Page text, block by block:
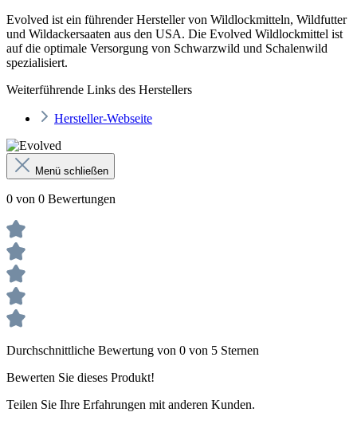
Evolved ist ein führender Hersteller von Wildlockmitteln, Wildfutter
und Wildackersaaten aus den USA. Die Evolved Wildlockmittel ist
auf die optimale Versorgung von Schwarzwild und Schalenwild
spezialisiert.
Weiterführende Links des Herstellers
Hersteller-Webseite
Menü schließen
0 von 0 Bewertungen
Durchschnittliche Bewertung von 0 von 5 Sternen
Bewerten Sie dieses Produkt!
Teilen Sie Ihre Erfahrungen mit anderen Kunden.